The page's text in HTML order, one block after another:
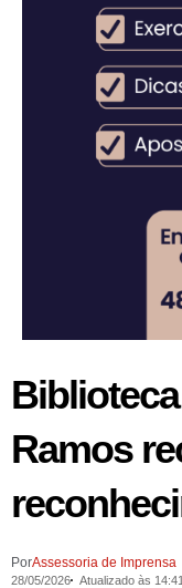
Ramos
PorAssessoria de Imprensa
28/05/2026 Atualizado às 14:41